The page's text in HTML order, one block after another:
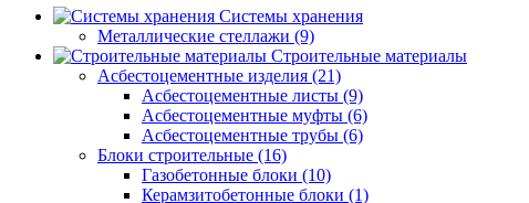
Системы хранения
Металлические стеллажи (9)
Строительные материалы
Асбестоцементные изделия (21)
Асбестоцементные листы (9)
Асбестоцементные муфты (6)
Асбестоцементные трубы (6)
Блоки строительные (16)
Газобетонные блоки (10)
Керамзитобетонные блоки (1)